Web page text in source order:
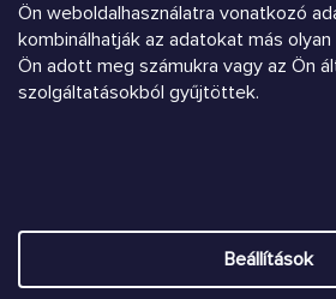
Ön weboldalhasználatra vonatkozó
kombinálhatják az adatokat más
Ön adott meg számukra vagy az Ön
szolgáltatásokból gyűjtöttek.
Beállítások
Árukereső.hu
Shoptet
Copyright 2026Chrústiček.eu.